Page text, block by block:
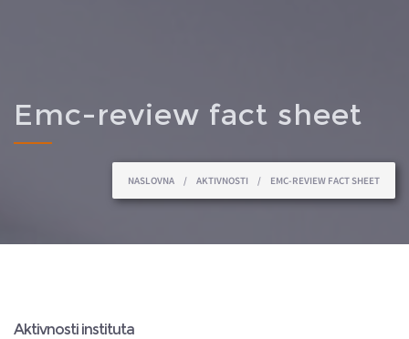
Emc-review fact sheet
You are here
NASLOVNA / AKTIVNOSTI / EMC-REVIEW FACT SHEET
Aktivnosti instituta